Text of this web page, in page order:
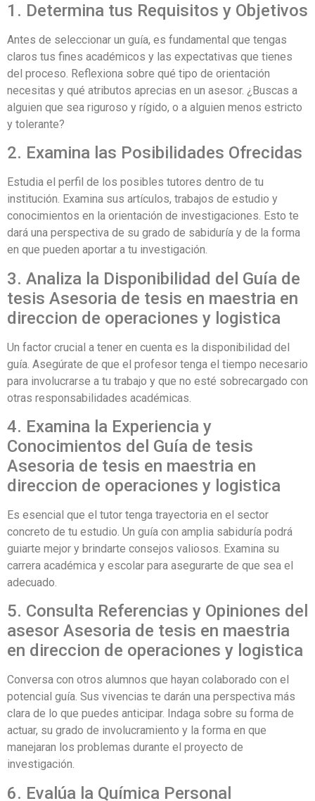
1. Determina tus Requisitos y Objetivos
Antes de seleccionar un guía, es fundamental que tengas
claros tus fines académicos y las expectativas que tienes
del proceso. Reflexiona sobre qué tipo de orientación
necesitas y qué atributos aprecias en un asesor. ¿Buscas a
alguien que sea riguroso y rígido, o a alguien menos estricto
y tolerante?
2. Examina las Posibilidades Ofrecidas
Estudia el perfil de los posibles tutores dentro de tu
institución. Examina sus artículos, trabajos de estudio y
conocimientos en la orientación de investigaciones. Esto te
dará una perspectiva de su grado de sabiduría y de la forma
en que pueden aportar a tu investigación.
3. Analiza la Disponibilidad del Guía de
tesis Asesoria de tesis en maestria en
direccion de operaciones y logistica
Un factor crucial a tener en cuenta es la disponibilidad del
guía. Asegúrate de que el profesor tenga el tiempo necesario
para involucrarse a tu trabajo y que no esté sobrecargado con
otras responsabilidades académicas.
4. Examina la Experiencia y
Conocimientos del Guía de tesis
Asesoria de tesis en maestria en
direccion de operaciones y logistica
Es esencial que el tutor tenga trayectoria en el sector
concreto de tu estudio. Un guía con amplia sabiduría podrá
guiarte mejor y brindarte consejos valiosos. Examina su
carrera académica y escolar para asegurarte de que sea el
adecuado.
5. Consulta Referencias y Opiniones del
asesor Asesoria de tesis en maestria
en direccion de operaciones y logistica
Conversa con otros alumnos que hayan colaborado con el
potencial guía. Sus vivencias te darán una perspectiva más
clara de lo que puedes anticipar. Indaga sobre su forma de
actuar, su grado de involucramiento y la forma en que
manejaran los problemas durante el proyecto de
investigación.
6. Evalúa la Química Personal